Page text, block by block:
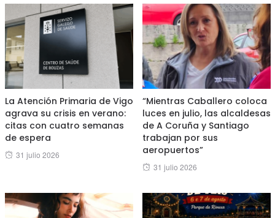
La Atención Primaria de Vigo
agrava su crisis en verano:
citas con cuatro semanas
de espera
Posted
31 julio 2026
“Mientras Caballero coloca
luces en julio, las alcaldesas
de A Coruña y Santiago
trabajan por sus
aeropuertos”
Posted
31 julio 2026